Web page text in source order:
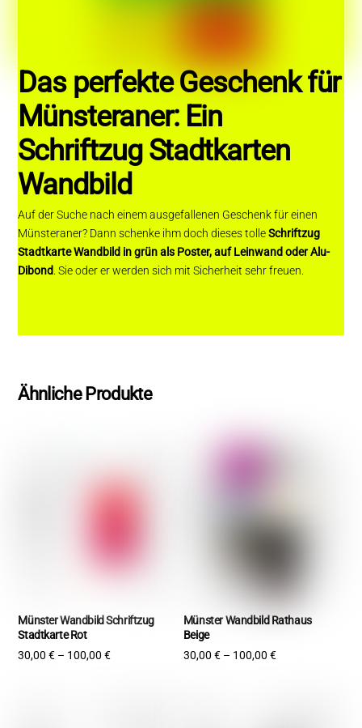
Das perfekte Geschenk für
Münsteraner: Ein
Schriftzug Stadtkarten
Wandbild
Auf der Suche nach einem ausgefallenen Geschenk für einen
Münsteraner? Dann schenke ihm doch dieses tolleSchriftzug
Stadtkarte Wandbild in grün als Poster, auf Leinwand oder Alu-
Dibond . Sie oder er werden sich mit Sicherheit sehr freuen.
Ähnliche Produkte
Münster Wandbild Schriftzug
Stadtkarte Rot
30,00€ – 100,00€
Münster Wandbild Rathaus
Beige
30,00 €– 100,00 €